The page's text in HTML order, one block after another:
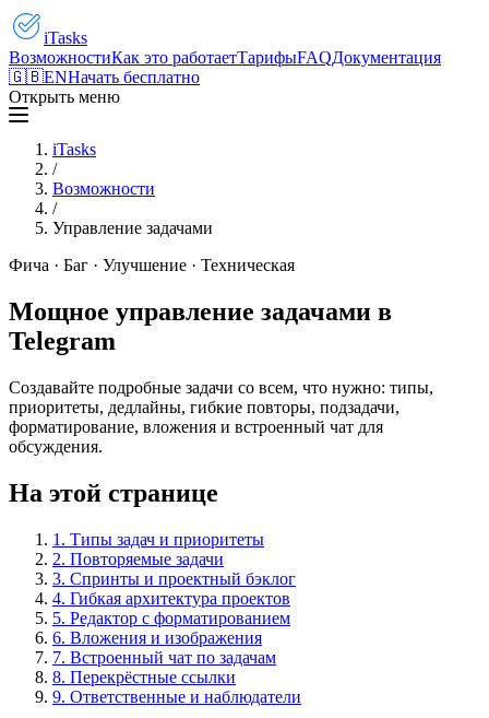
iTasks
ВозможностиКак это работаетТарифыFAQДокументация
🇬🇧ENНачать бесплатно
Открыть меню
iTasks
/
Возможности
/
Управление задачами
Фича · Баг · Улучшение · Техническая
Мощное управление задачами в
Telegram
Создавайте подробные задачи со всем, что нужно: типы,
приоритеты, дедлайны, гибкие повторы, подзадачи,
форматирование, вложения и встроенный чат для
обсуждения.
На этой странице
1. Типы задач и приоритеты
2. Повторяемые задачи
3. Спринты и проектный бэклог
4. Гибкая архитектура проектов
5. Редактор с форматированием
6. Вложения и изображения
7. Встроенный чат по задачам
8. Перекрёстные ссылки
9. Ответственные и наблюдатели